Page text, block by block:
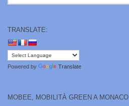
TRANSLATE:
Powered by Translate
MOBEE, MOBILITÀ GREEN A MONACO